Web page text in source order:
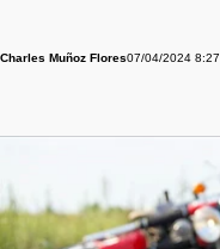
Charles Muñoz Flores07/04/2024 8:27